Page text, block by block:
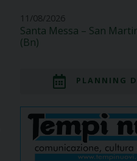
11/08/2026
Santa Messa – San
(Bn)
PLANNING